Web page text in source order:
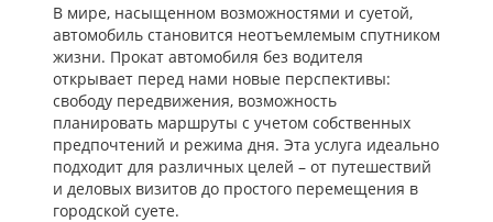
В мире, насыщенном возможностями и суетой,
автомобиль становится неотъемлемым спутником
жизни. Прокат автомобиля без водителя
открывает перед нами новые перспективы:
свободу передвижения, возможность
планировать маршруты с учетом собственных
предпочтений и режима дня. Эта услуга идеально
подходит для различных целей – от путешествий
и деловых визитов до простого перемещения в
городской суете.